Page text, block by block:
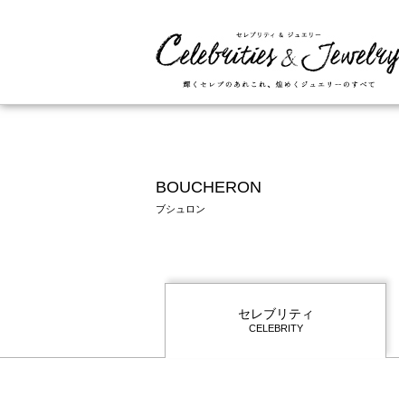
BOUCHERON
ブシュロン
セレブリティ
CELEBRITY